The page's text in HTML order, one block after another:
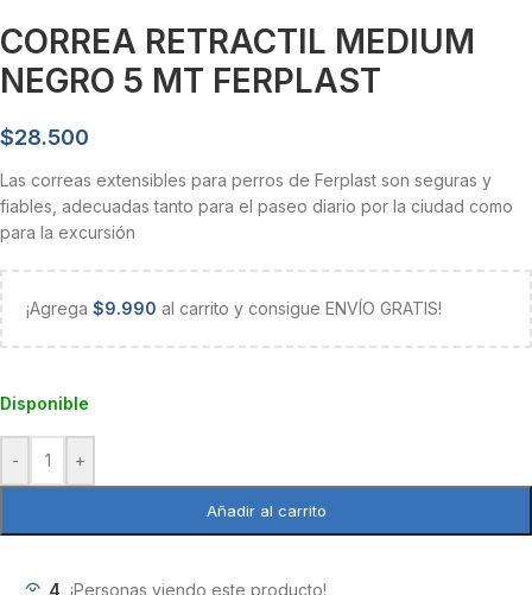
CORREA RETRACTIL MEDIUM
NEGRO 5 MT FERPLAST
$28.500
Las correas extensibles para perros de Ferplast son seguras y
fiables, adecuadas tanto para el paseo diario por la ciudad como
para la excursión
¡Agrega $9.990 al carrito y consigue ENVÍO GRATIS!
Disponible
- +
Añadir al carrito
4 ¡Personas viendo este producto!